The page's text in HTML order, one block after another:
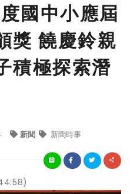
國中小應屆
獎 饒慶鈴親
積極探索潛
新聞 新聞時事